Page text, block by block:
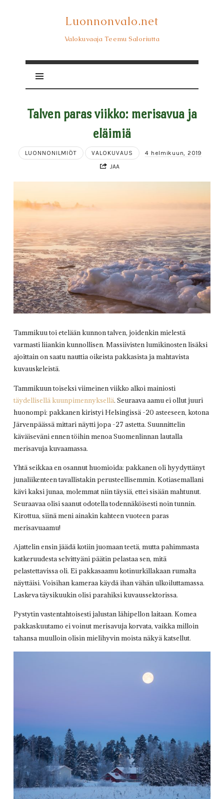
Luonnonvalo.net
Luonnonvalo.net
Valokuvaaja Teemu Saloriutta
Talven paras viikko: merisavua ja
eläimiä
LUONNONILMIÖT VALOKUVAUS
4 helmikuun, 2019
JAA
Tammikuu toi etelään kunnon talven, joidenkin mielestä
varmasti liiankin kunnollisen. Massiivisten lumikinosten lisäksi
ajoittain on saatu nauttia oikeista pakkasista ja mahtavista
kuvauskeleistä.
Tammikuun toiseksi viimeinen viikko alkoi mainiosti
täydellisellä kuunpimennyksellä. Seuraava aamu ei ollut juuri
huonompi: pakkanen kiristyi Helsingissä -20 asteeseen, kotona
Järvenpäässä mittari näytti jopa -27 astetta. Suunnittelin
käväiseväni ennen töihin menoa Suomenlinnan lautalla
merisavuja kuvaamassa.
Yhtä seikkaa en osannut huomioida: pakkanen oli hyydyttänyt
junaliikenteen tavallistakin perusteellisemmin. Kotiasemallani
kävi kaksi junaa, molemmat niin täysiä, ettei sisään mahtunut.
Seuraavaa olisi saanut odotella todennäköisesti noin tunnin.
Kirottua, siinä meni ainakin kahteen vuoteen paras
merisavuaamu!
Ajattelin ensin jäädä kotiin juomaan teetä, mutta pahimmasta
katkeruudesta selvittyäni päätin pelastaa sen, mitä
pelastettavissa oli. Ei pakkasaamu kotinurkillakaan rumalta
näyttäisi. Voisihan kameraa käydä ihan vähän ulkoiluttamassa.
Laskeva täysikuukin olisi parahiksi kuvaussektorissa.
Pystytin vastentahtoisesti jalustan lähipellon laitaan. Komea
pakkaskuutamo ei voinut merisavuja korvata, vaikka milloin
tahansa muulloin olisin mielihyvin moista näkyä katsellut.